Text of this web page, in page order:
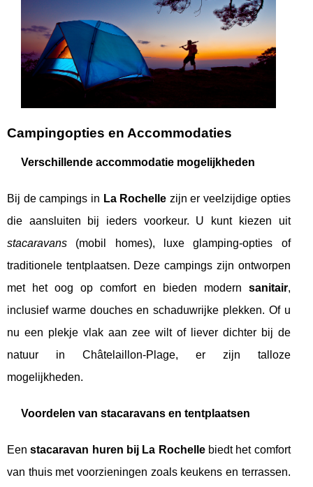
Campingopties en Accommodaties
Verschillende accommodatie mogelijkheden
Bij de campings in La Rochelle zijn er veelzijdige opties
die aansluiten bij ieders voorkeur. U kunt kiezen uit
stacaravans (mobil homes), luxe glamping-opties of
traditionele tentplaatsen. Deze campings zijn ontworpen
met het oog op comfort en bieden modern sanitair,
inclusief warme douches en schaduwrijke plekken. Of u
nu een plekje vlak aan zee wilt of liever dichter bij de
natuur in Châtelaillon-Plage, er zijn talloze
mogelijkheden.
Voordelen van stacaravans en tentplaatsen
Eenstacaravan huren bij La Rochellebiedt het comfort
van thuis met voorzieningen zoals keukens en terrassen.